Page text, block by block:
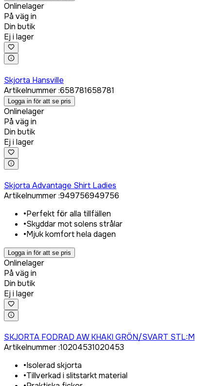
Onlinelager
På väg in
Din butik
Ej i lager
Skjorta Hansville
Artikelnummer:658781658781
Logga in för att se pris
Onlinelager
På väg in
Din butik
Ej i lager
Skjorta Advantage Shirt Ladies
Artikelnummer:949756949756
•Perfekt för alla tillfällen
•Skyddar mot solens strålar
•Mjuk komfort hela dagen
Logga in för att se pris
Onlinelager
På väg in
Din butik
Ej i lager
SKJORTA FODRAD AW KHAKI GRÖN/SVART STL:M
Artikelnummer:10204531020453
•Isolerad skjorta
•Tillverkad i slitstarkt material